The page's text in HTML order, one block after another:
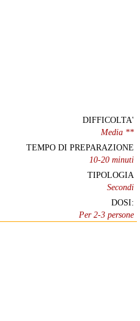
DIFFICOLTA'
Media **
TEMPO DI PREPARAZIONE
10-20 minuti
TIPOLOGIA
Secondi
DOSI:
Per 2-3 persone